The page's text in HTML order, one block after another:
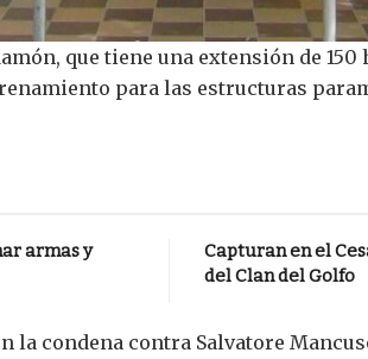
que tiene una extensión de 150
para las estructuras
armas y
Capturan en el
del Clan del Golfo
condena contra Salvatore